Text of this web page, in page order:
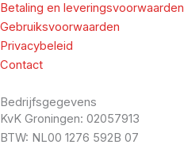
Betaling en leveringsvoorwaarden
Gebruiksvoorwaarden
Privacybeleid
Contact
Bedrijfsgegevens
KvK Groningen: 02057913
BTW: NL00 1276 592B 07